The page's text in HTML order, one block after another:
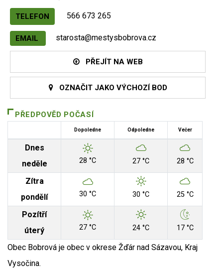
TELEFON 566 673 265
EMAIL starosta@mestysbobrova.cz
PŘEJÍT NA WEB
OZNAČIT JAKO VÝCHOZÍ BOD
PŘEDPOVĚD POČASÍ
Dopoledne Odpoledne Večer
Dnes
neděle
28 °C 27 °C 28 °C
Zítra
pondělí
30 °C 30 °C 25 °C
Pozítří
úterý
27 °C 24 °C 17 °C
Obec Bobrová je obec v okrese Žďár nad Sázavou, Kraj
Vysočina.